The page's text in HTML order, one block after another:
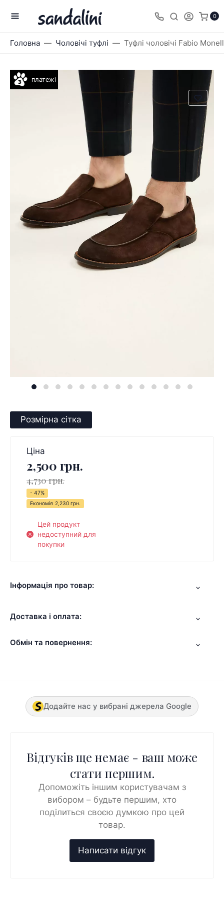
0
Головна Чоловічі туфлі Туфлі чоловічі Fabio
платежі
Розмірна сітка
Ціна
2,500 грн.
4,730 грн.
- 47%
Економія 2,230 грн.
Цей продукт
недоступний для
покупки
Інформація про товар:
Доставка і оплата:
Обмін та повернення:
Додайте нас у вибрані джерела Google
Відгуків ще немає - ваш може
стати першим.
Допоможіть іншим користувачам з
вибором – будьте першим, хто
поділиться своєю думкою про цей
товар.